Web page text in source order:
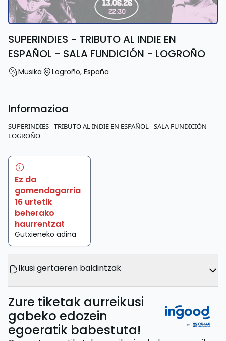
SUPERINDIES - TRIBUTO AL INDIE EN
ESPAÑOL - SALA FUNDICIÓN - LOGROÑO
Musika Logroño, España
Informazioa
SUPERINDIES - TRIBUTO AL INDIE EN ESPAÑOL - SALA FUNDICIÓN -
LOGROÑO
Ez da
gomendagarria
16 urtetik
beherako
haurrentzat
Gutxieneko adina
Ikusi gertaeren baldintzak
Zure tiketak aurreikusi
gabeko edozein
egoeratik babestuta!